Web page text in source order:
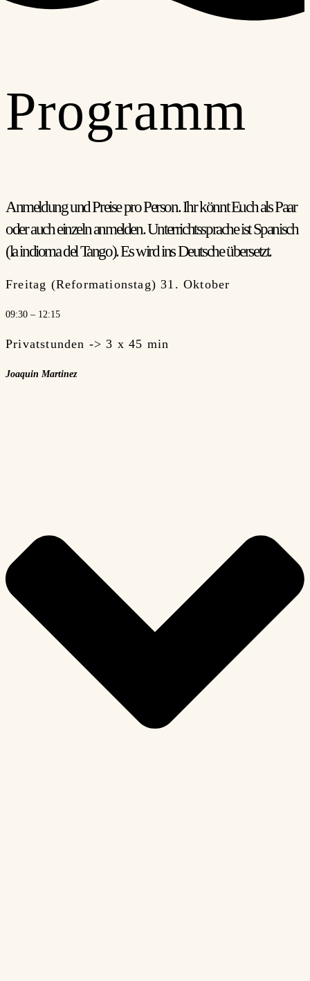
Programm
Anmeldung und Preise pro Person. Ihr könnt Euch als Paar
oder auch einzeln anmelden. Unterrichtssprache ist Spanisch
(la indioma del Tango). Es wird ins Deutsche übersetzt.
Freitag (Reformationstag) 31. Oktober
09:30 – 12:15
Privatstunden -> 3 x 45 min
Joaquin Martinez